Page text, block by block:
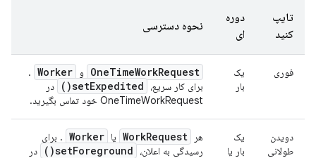
تایپ
کنید
دوره
ای
نحوه دسترسی
فوری
یک
بار
OneTimeWorkRequest و Worker
.
برای کار سریع،
setExpedited(
)
در
OneTimeWorkRequest خود تماس بگیرید.
دویدن
طولانی
یک
بار یا
هر WorkRequest یا Worker . برای
رسیدگی به اعلان،
setForeground(
)
در